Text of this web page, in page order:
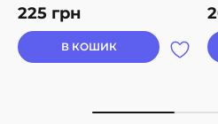
225 грн
В КОШИК